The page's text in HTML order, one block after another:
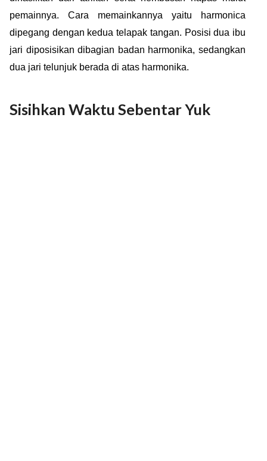
pemainnya. Cara memainkannya yaitu harmonica
dipegang dengan kedua telapak tangan. Posisi dua ibu
jari diposisikan dibagian badan harmonika, sedangkan
dua jari telunjuk berada di atas harmonika.
Sisihkan Waktu Sebentar Yuk